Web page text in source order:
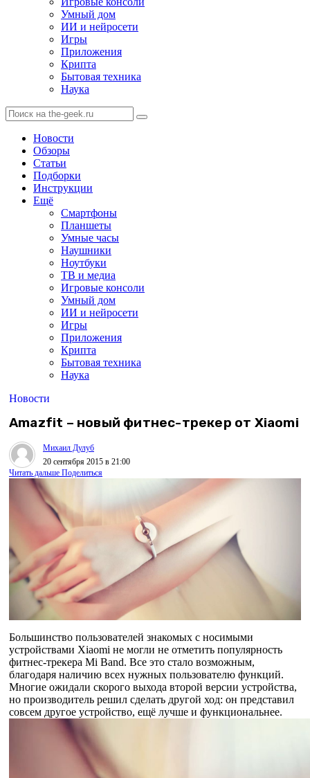
Умный дом
ИИ и нейросети
Игры
Приложения
Крипта
Бытовая техника
Наука
Новости
Обзоры
Статьи
Подборки
Инструкции
Ещё
Смартфоны
Планшеты
Умные часы
Наушники
Ноутбуки
ТВ и медиа
Игровые консоли
Умный дом
ИИ и нейросети
Игры
Приложения
Крипта
Бытовая техника
Наука
Новости
Amazfit – новый фитнес-трекер от Xiaomi
Михаил Дулуб
20 сентября 2015 в 21:00
Читать дальше Поделиться
Большинство пользователей знакомых с носимыми
устройствами Xiaomi не могли не отметить популярность
фитнес-трекера Mi Band. Все это стало возможным,
благодаря наличию всех нужных пользователю функций.
Многие ожидали скорого выхода второй версии устройства,
но производитель решил сделать другой ход: он представил
совсем другое устройство, ещё лучше и функциональнее.